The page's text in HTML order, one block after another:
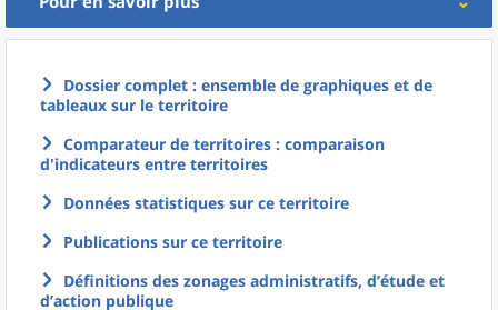
Dossier complet : ensemble de graphiques et de
tableaux sur le territoire
Comparateur de territoires : comparaison
d'indicateurs entre territoires
Données statistiques sur ce territoire
Publications sur ce territoire
Définitions des zonages administratifs, d’étude et
d’action publique